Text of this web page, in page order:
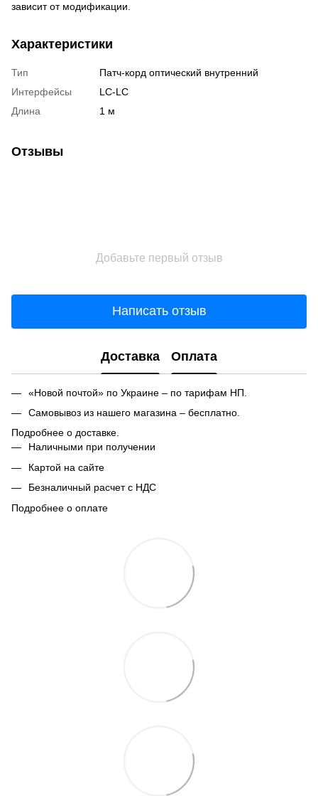
зависит от модификации.
Характеристики
Тип
Патч-корд оптический внутренний
Интерфейсы
LC-LC
Длина
1 м
Отзывы
Добавьте первый отзыв
Написать отзыв
Доставка Оплата
«Новой почтой» по Украине – по тарифам НП.
Самовывоз из нашего магазина – бесплатно.
Подробнее о доставке.
Наличными при получении
Картой на сайте
Безналичный расчет с НДС
Подробнее о оплате